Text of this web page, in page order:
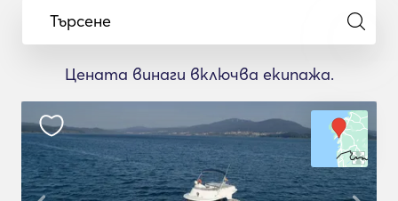
Търсене
Цената винаги включва екипажа.